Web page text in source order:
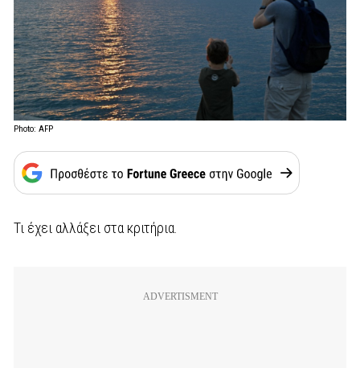
Photo: AFP
Τι έχει αλλάξει στα κριτήρια.